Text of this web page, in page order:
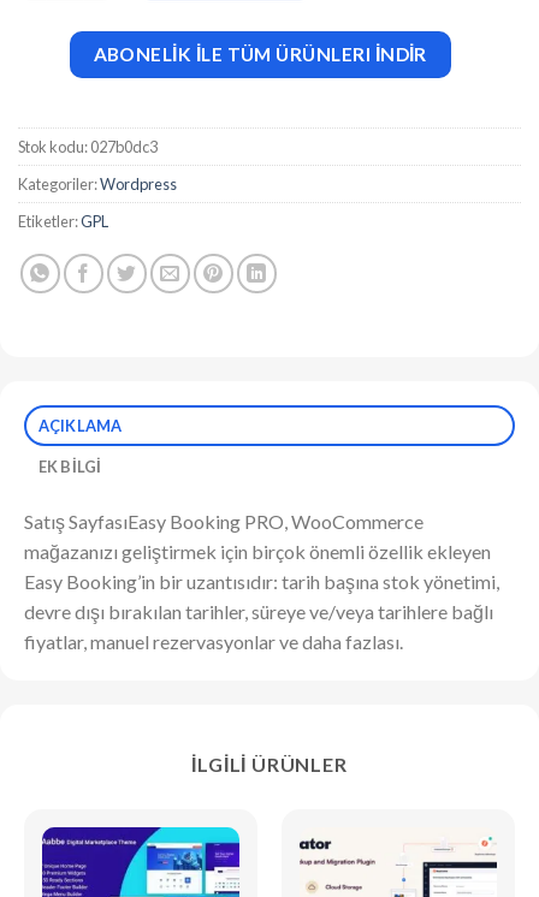
ABONELİK İLE TÜM ÜRÜNLERI İNDİR
Stok kodu:027b0dc3
Kategoriler:Wordpress
Etiketler:GPL
AÇIKLAMA
EK BILGI
Satış SayfasıEasy Booking PRO, WooCommerce
mağazanızı geliştirmek için birçok önemli özellik ekleyen
Easy Booking’in bir uzantısıdır: tarih başına stok yönetimi,
devre dışı bırakılan tarihler, süreye ve/veya tarihlere bağlı
fiyatlar, manuel rezervasyonlar ve daha fazlası.
İLGILI ÜRÜNLER